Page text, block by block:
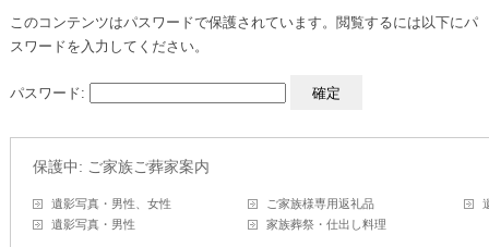
このコンテンツはパスワードで保護されています。閲覧するには以下にパ
スワードを入力してください。
パスワード:
保護中: ご家族ご葬家案内
遺影写真・男性、女性 ご家族様専用返礼品
遺影写真・男性
家族葬祭・仕出し料理